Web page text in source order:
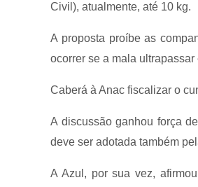
Civil), atualmente, até 10 kg.
A proposta proíbe as
ocorrer se a mala
Caberá à Anac fiscalizar o
A discussão ganhou força
deve ser adotada também
A Azul, por sua vez,